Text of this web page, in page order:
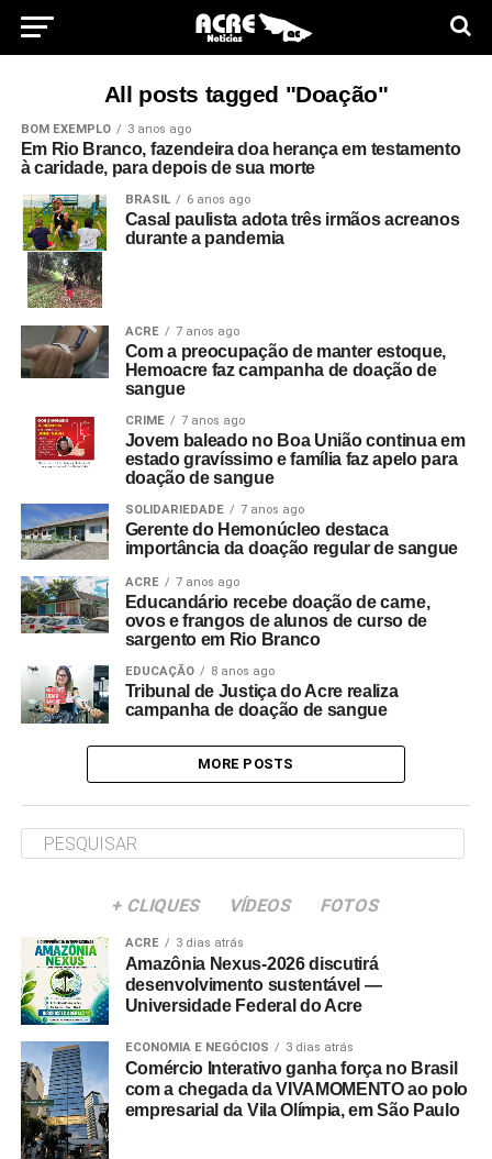
All posts tagged "Doação"
BOM EXEMPLO 3 anos ago
Em Rio Branco, fazendeira doa herança em testamento
à caridade, para depois de sua morte
BRASIL 6 anos ago
Casal paulista adota três irmãos acreanos
durante a pandemia
ACRE 7 anos ago
Com a preocupação de manter estoque,
Hemoacre faz campanha de doação de
sangue
CRIME 7 anos ago
Jovem baleado no Boa União continua em
estado gravíssimo e família faz apelo para
doação de sangue
SOLIDARIEDADE 7 anos ago
Gerente do Hemonúcleo destaca
importância da doação regular de sangue
ACRE 7 anos ago
Educandário recebe doação de carne,
ovos e frangos de alunos de curso de
sargento em Rio Branco
EDUCAÇÃO 8 anos ago
Tribunal de Justiça do Acre realiza
campanha de doação de sangue
MORE POSTS
+ CLIQUES VÍDEOS FOTOS
ACRE 3 dias atrás
Amazônia Nexus-2026 discutirá
desenvolvimento sustentável —
Universidade Federal do Acre
ECONOMIA E NEGÓCIOS 3 dias atrás
Comércio Interativo ganha força no Brasil
com a chegada da VIVAMOMENTO ao polo
empresarial da Vila Olímpia, em São Paulo